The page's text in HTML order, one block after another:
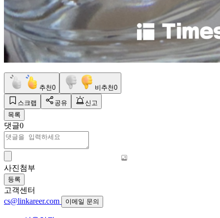
추천0 비추천0
스크랩 공유
신고
목록
댓글0
사진첨부
등록
고객센터
cs@linkareer.com
이메일 문의